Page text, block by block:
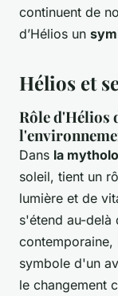
continuent de
d’Hélios un
Hélios et
Rôle d'Hélios
Dans la
soleil, tient un
lumière et de
s'étend au-delà
contemporaine,
symbole d'un
le changement